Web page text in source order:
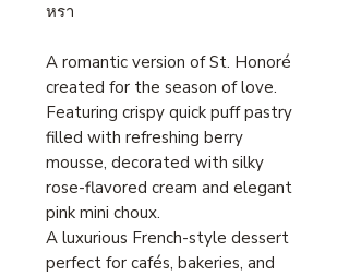
หรา
A romantic version of St. Honoré
created for the season of love.
Featuring crispy quick puff pastry
filled with refreshing berry
mousse, decorated with silky
rose-flavored cream and elegant
pink mini choux.
A luxurious French-style dessert
perfect for cafés, bakeries, and